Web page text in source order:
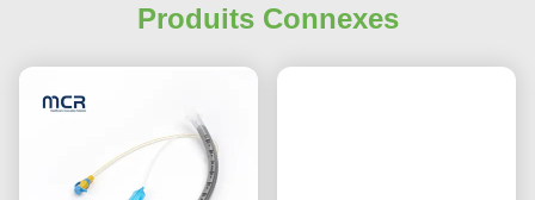
Produits Connexes